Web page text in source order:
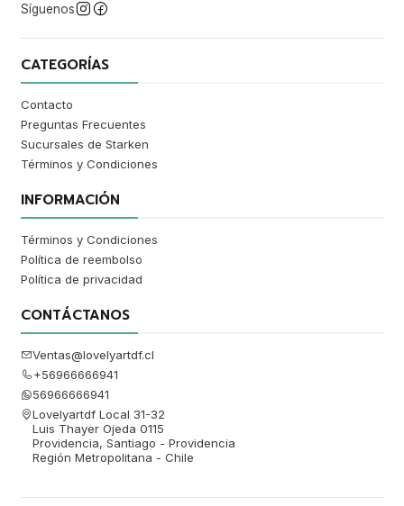
Síguenos
CATEGORÍAS
Contacto
Preguntas Frecuentes
Sucursales de Starken
Términos y Condiciones
INFORMACIÓN
Términos y Condiciones
Política de reembolso
Política de privacidad
CONTÁCTANOS
Ventas@lovelyartdf.cl
+56966666941
56966666941
Lovelyartdf Local 31-32
Luis Thayer Ojeda 0115
Providencia, Santiago - Providencia
Región Metropolitana - Chile